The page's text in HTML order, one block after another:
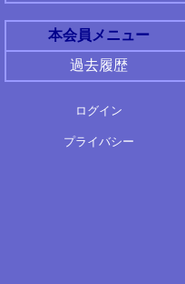
本会員メニュー
過去履歴
ログイン
プライバシー